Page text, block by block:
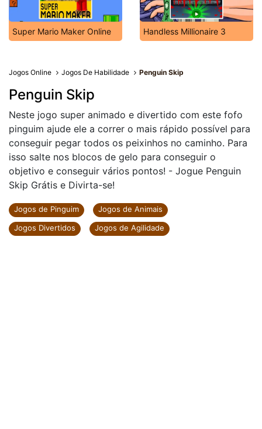
Super Mario Maker Online Handless Millionaire 3
Jogos Online Jogos De Habilidade Penguin Skip
Penguin Skip
Neste jogo super animado e divertido com este fofo
pinguim ajude ele a correr o mais rápido possível para
conseguir pegar todos os peixinhos no caminho. Para
isso salte nos blocos de gelo para conseguir o
objetivo e conseguir vários pontos! - Jogue Penguin
Skip Grátis e Divirta-se!
Jogos de Pinguim
Jogos de Animais
Jogos Divertidos
Jogos de Agilidade